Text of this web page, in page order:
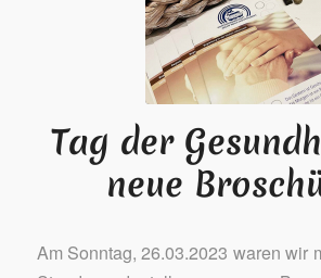
Tag der
neue
Am Sonntag, 26.03.2023 waren wir